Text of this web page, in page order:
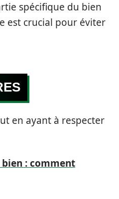
spécifique du bien
est crucial pour éviter
en ayant à respecter
: comment